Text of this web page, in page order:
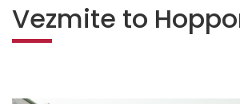
Vezmite to